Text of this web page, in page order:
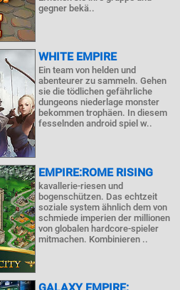
gegner bekä..
WHITE EMPIRE
Ein team von helden und
abenteurer zu sammeln. Gehen
sie die tödlichen gefährliche
dungeons niederlage monster
bekommen trophäen. In diesem
fesselnden android spiel w..
EMPIRE:ROME RISING
kavallerie-riesen und
bogenschützen. Das echtzeit
soziale system ähnlich dem von
schmiede imperien der millionen
von globalen hardcore-spieler
mitmachen. Kombinieren ..